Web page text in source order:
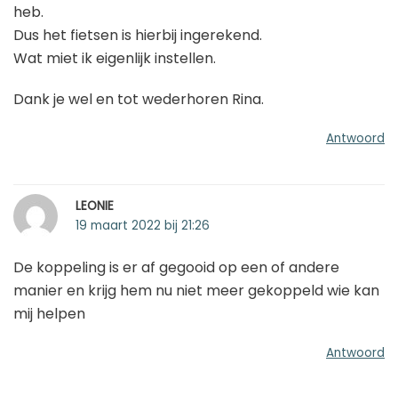
heb.
Dus het fietsen is hierbij ingerekend.
Wat miet ik eigenlijk instellen.
Dank je wel en tot wederhoren Rina.
Antwoord
LEONIE
19 maart 2022 bij 21:26
De koppeling is er af gegooid op een of andere
manier en krijg hem nu niet meer gekoppeld wie kan
mij helpen
Antwoord